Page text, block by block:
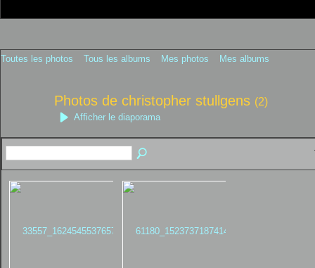
Toutes les photos Tous les albums Mes photos Mes albums
Photos de christopher stullgens (2)
Afficher le diaporama